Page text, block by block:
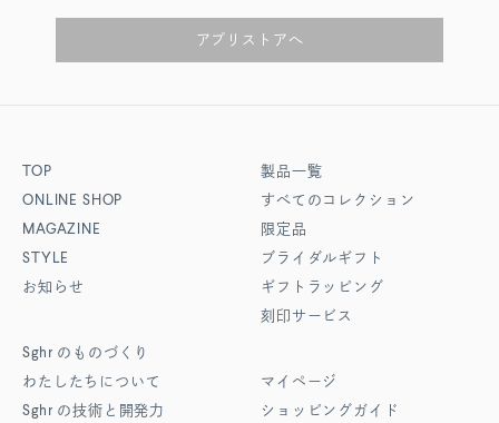
アプリストアへ
TOP
ONLINE SHOP
MAGAZINE
STYLE
お知らせ
Sghr のものづくり
わたしたちについて
Sghr の技術と開発力
製品一覧
すべてのコレクション
限定品
ブライダルギフト
ギフトラッピング
刻印サービス
マイページ
ショッピングガイド